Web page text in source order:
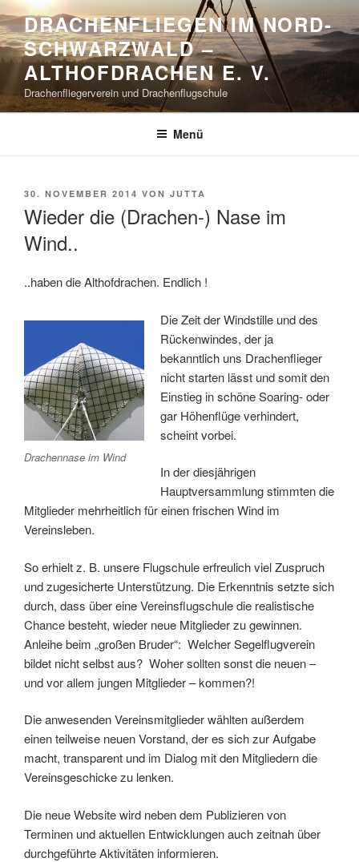
Zum
Inhalt
springen
DRACHENFLIEGEN IM NORD-
SCHWARZWALD –
ALTHOFDRACHEN E. V.
Drachenfliegerverein und Drachenflugschule
Menü
VERÖFFENTLICHT
30. NOVEMBER 2014 VON JUTTA
Wieder die (Drachen-) Nase im
Wind..
..haben die Althofdrachen. Endlich !
Drachennase im Wind
Die Zeit der Windstille und des
Rückenwindes, der ja
bekanntlich uns Drachenflieger
nicht starten lässt und somit den
Einstieg in schöne Soaring- oder
gar Höhenflüge verhindert,
scheint vorbei.
In der diesjährigen
Hauptversammlung stimmten die
Mitglieder mehrheitlich für einen frischen Wind im
Vereinsleben.
So erhielt z. B. unsere Flugschule erfreulich viel Zuspruch
und zugesicherte Unterstützung. Die Erkenntnis setzte sich
durch, dass über eine Vereinsflugschule die realistische
Chance besteht, wieder neue Mitglieder zu gewinnen.
Anleihe beim „großen Bruder“: Welcher Segelflugverein
bildet nicht selbst aus? Woher sollten sonst die neuen –
und vor allem jungen Mitglieder – kommen?!
Die anwesenden Vereinsmitglieder wählten außerdem
einen teilweise neuen Vorstand, der es sich zur Aufgabe
macht, transparent und im Dialog mit den Mitgliedern die
Vereinsgeschicke zu lenken.
Die neue Website wird neben dem Publizieren von
Terminen und aktuellen Entwicklungen auch zeitnah über
durchgeführte Aktivitäten informieren.